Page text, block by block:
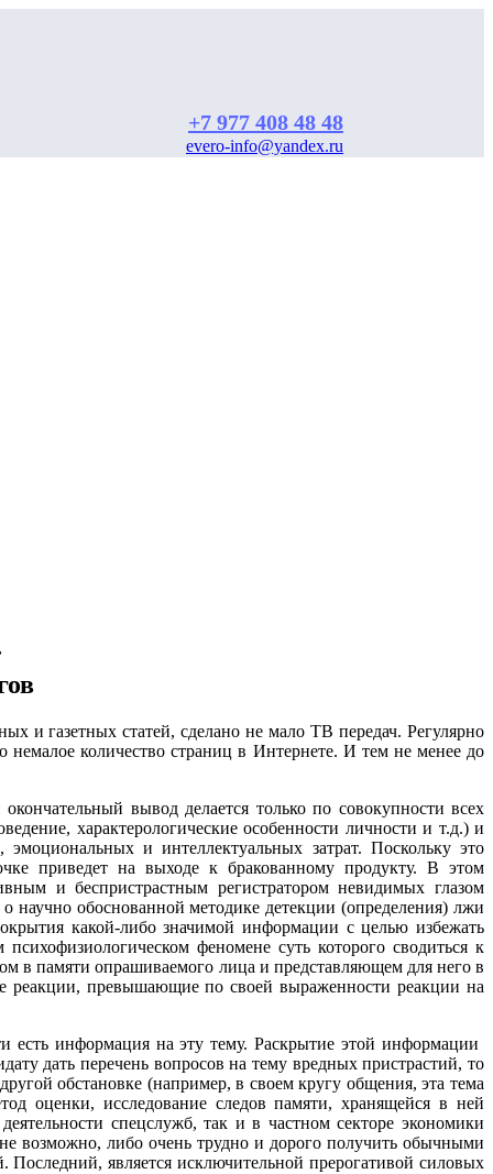
+7 977 408 48 48
evero-info@yandex.ru
газетных статей, сделано не мало ТВ передач. Регулярно
количество страниц в Интернете. И тем не менее до
вывод делается только по совокупности всех
характерологические особенности личности и т.д.) и
и интеллектуальных затрат. Поскольку это
приведет на выходе к бракованному продукту. В этом
и беспристрастным регистратором невидимых глазом
научно обоснованной методике детекции (определения) лжи
какой-либо значимой информации с целью избежать
феномене суть которого сводиться к
в памяти опрашиваемого лица и представляющем для него в
реакции, превышающие по своей выраженности реакции на
информация на эту тему. Раскрытие этой информации
дать перечень вопросов на тему вредных пристрастий, то
обстановке (например, в своем кругу общения, эта тема
оценки, исследование следов памяти, хранящейся в ней
спецслужб, так и в частном секторе экономики
возможно, либо очень трудно и дорого получить обычными
является исключительной прерогативой силовых